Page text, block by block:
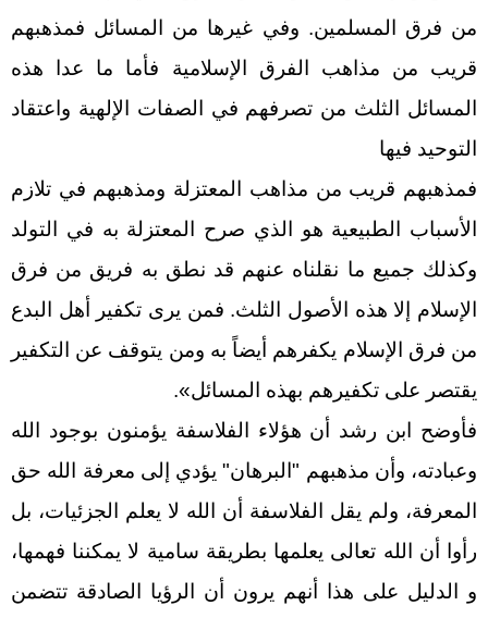
من فرق المسلمين. وفي غيرها من المسائل فمذهبهم
قريب من مذاهب الفرق الإسلامية فأما ما عدا هذه
المسائل الثلث من تصرفهم في الصفات الإلهية واعتقاد
التوحيد فيها
فمذهبهم قريب من مذاهب المعتزلة ومذهبهم في تلازم
الأسباب الطبيعية هو الذي صرح المعتزلة به في التولد
وكذلك جميع ما نقلناه عنهم قد نطق به فريق من فرق
الإسلام إلا هذه الأصول الثلث. فمن يرى تكفير أهل البدع
من فرق الإسلام يكفرهم أيضاً به ومن يتوقف عن التكفير
يقتصر على تكفيرهم بهذه المسائل».
فأوضح ابن رشد أن هؤلاء الفلاسفة يؤمنون بوجود الله
وعبادته، وأن مذهبهم "البرهان" يؤدي إلى معرفة الله حق
المعرفة، ولم يقل الفلاسفة أن الله لا يعلم الجزئيات، بل
رأوا أن الله تعالى يعلمها بطريقة سامية لا يمكننا فهمها،
و الدليل على هذا أنهم يرون أن الرؤيا الصادقة تتضمن